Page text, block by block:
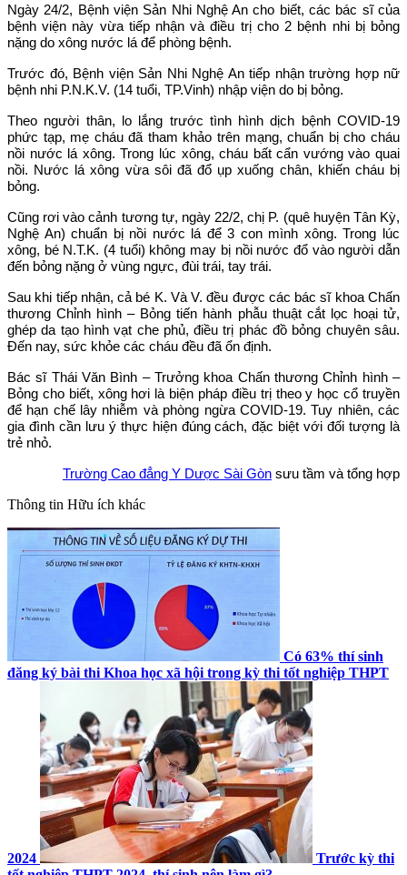
Ngày 24/2, Bệnh viện Sản Nhi Nghệ An cho biết, các bác sĩ của
bệnh viện này vừa tiếp nhận và điều trị cho 2 bệnh nhi bị bỏng
nặng do xông nước lá để phòng bệnh.
Trước đó, Bệnh viện Sản Nhi Nghệ An tiếp nhận trường hợp nữ
bệnh nhi P.N.K.V. (14 tuổi, TP.Vinh) nhập viện do bị bỏng.
Theo người thân, lo lắng trước tình hình dịch bệnh COVID-19
phức tạp, mẹ cháu đã tham khảo trên mạng, chuẩn bị cho cháu
nồi nước lá xông. Trong lúc xông, cháu bất cẩn vướng vào quai
nồi. Nước lá xông vừa sôi đã đổ ụp xuống chân, khiến cháu bị
bỏng.
Cũng rơi vào cảnh tương tự, ngày 22/2, chị P. (quê huyện Tân Kỳ,
Nghệ An) chuẩn bị nồi nước lá để 3 con mình xông. Trong lúc
xông, bé N.T.K. (4 tuổi) không may bị nồi nước đổ vào người dẫn
đến bỏng nặng ở vùng ngực, đùi trái, tay trái.
Sau khi tiếp nhận, cả bé K. Và V. đều được các bác sĩ khoa Chấn
thương Chỉnh hình – Bỏng tiến hành phẫu thuật cắt lọc hoại tử,
ghép da tạo hình vạt che phủ, điều trị phác đồ bỏng chuyên sâu.
Đến nay, sức khỏe các cháu đều đã ổn định.
Bác sĩ Thái Văn Bình – Trưởng khoa Chấn thương Chỉnh hình –
Bỏng cho biết, xông hơi là biện pháp điều trị theo y học cổ truyền
để hạn chế lây nhiễm và phòng ngừa COVID-19. Tuy nhiên, các
gia đình cần lưu ý thực hiện đúng cách, đặc biệt với đối tượng là
trẻ nhỏ.
Trường Cao đẳng Y Dược Sài Gòn sưu tầm và tổng hợp
Thông tin Hữu ích khác
Có 63% thí sinh
đăng ký bài thi Khoa học xã hội trong kỳ thi tốt nghiệp THPT
2024
Trước kỳ thi